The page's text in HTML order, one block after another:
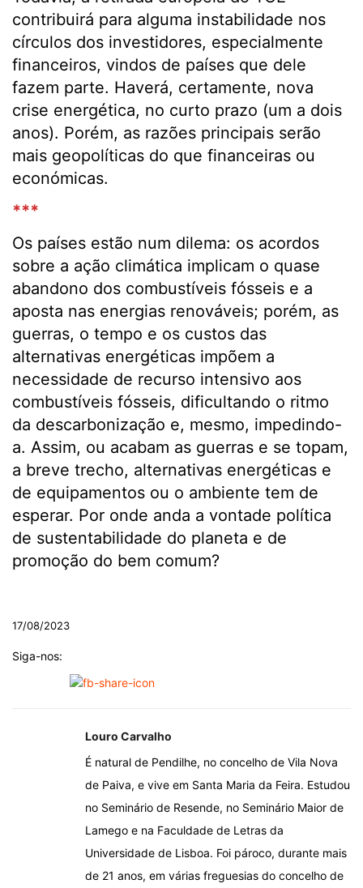
contribuirá para alguma instabilidade nos
círculos dos investidores, especialmente
financeiros, vindos de países que dele
fazem parte. Haverá, certamente, nova
crise energética, no curto prazo (um a dois
anos). Porém, as razões principais serão
mais geopolíticas do que financeiras ou
económicas.
***
Os países estão num dilema: os acordos
sobre a ação climática implicam o quase
abandono dos combustíveis fósseis e a
aposta nas energias renováveis; porém, as
guerras, o tempo e os custos das
alternativas energéticas impõem a
necessidade de recurso intensivo aos
combustíveis fósseis, dificultando o ritmo
da descarbonização e, mesmo, impedindo-
a. Assim, ou acabam as guerras e se topam,
a breve trecho, alternativas energéticas e
de equipamentos ou o ambiente tem de
esperar. Por onde anda a vontade política
de sustentabilidade do planeta e de
promoção do bem comum?
17/08/2023
Siga-nos:
Louro Carvalho
É natural de Pendilhe, no concelho de Vila Nova
de Paiva, e vive em Santa Maria da Feira. Estudou
no Seminário de Resende, no Seminário Maior de
Lamego e na Faculdade de Letras da
Universidade de Lisboa. Foi pároco, durante mais
de 21 anos, em várias freguesias do concelho de